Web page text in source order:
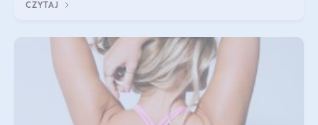
CZYTAJ